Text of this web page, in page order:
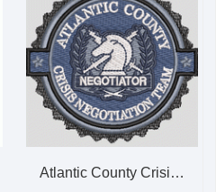
Atlantic County Crisis